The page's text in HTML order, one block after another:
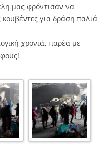
μας φρόντισαν να
κουβέντες για δράση παλιά
χρονιά, παρέα με